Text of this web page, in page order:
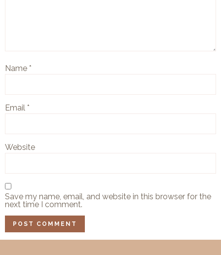
Name *
Email *
Website
Save my name, email, and website in this browser for the
next time I comment.